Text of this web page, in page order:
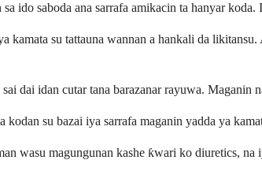
ido saboda ana sarrafa amikacin ta hanyar
kamata su tattauna wannan a hankali da
dai idan cutar tana barazanar rayuwa.
kodan su bazai iya sarrafa maganin yadda ya
wasu magungunan kashe ƙwari ko diuretics,